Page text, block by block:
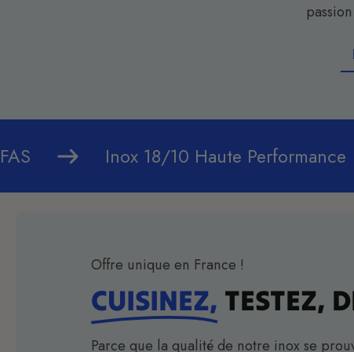
sans PFAS Inox 18/10 Haute
Offre unique en France !
CUISINEZ, TESTEZ,
Parce que la qualité de notre inox se